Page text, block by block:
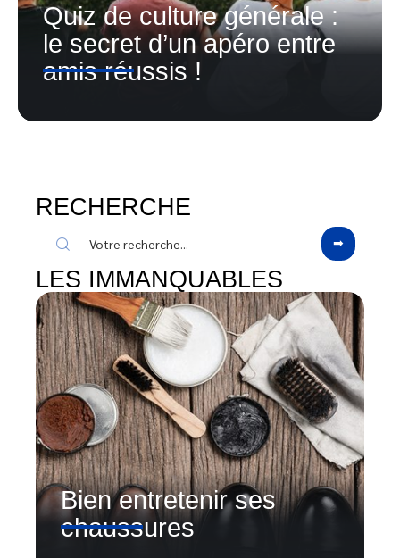
Quiz de culture générale :
le secret d’un apéro entre
amis réussis !
RECHERCHE
LES IMMANQUABLES
Bien entretenir ses
chaussures